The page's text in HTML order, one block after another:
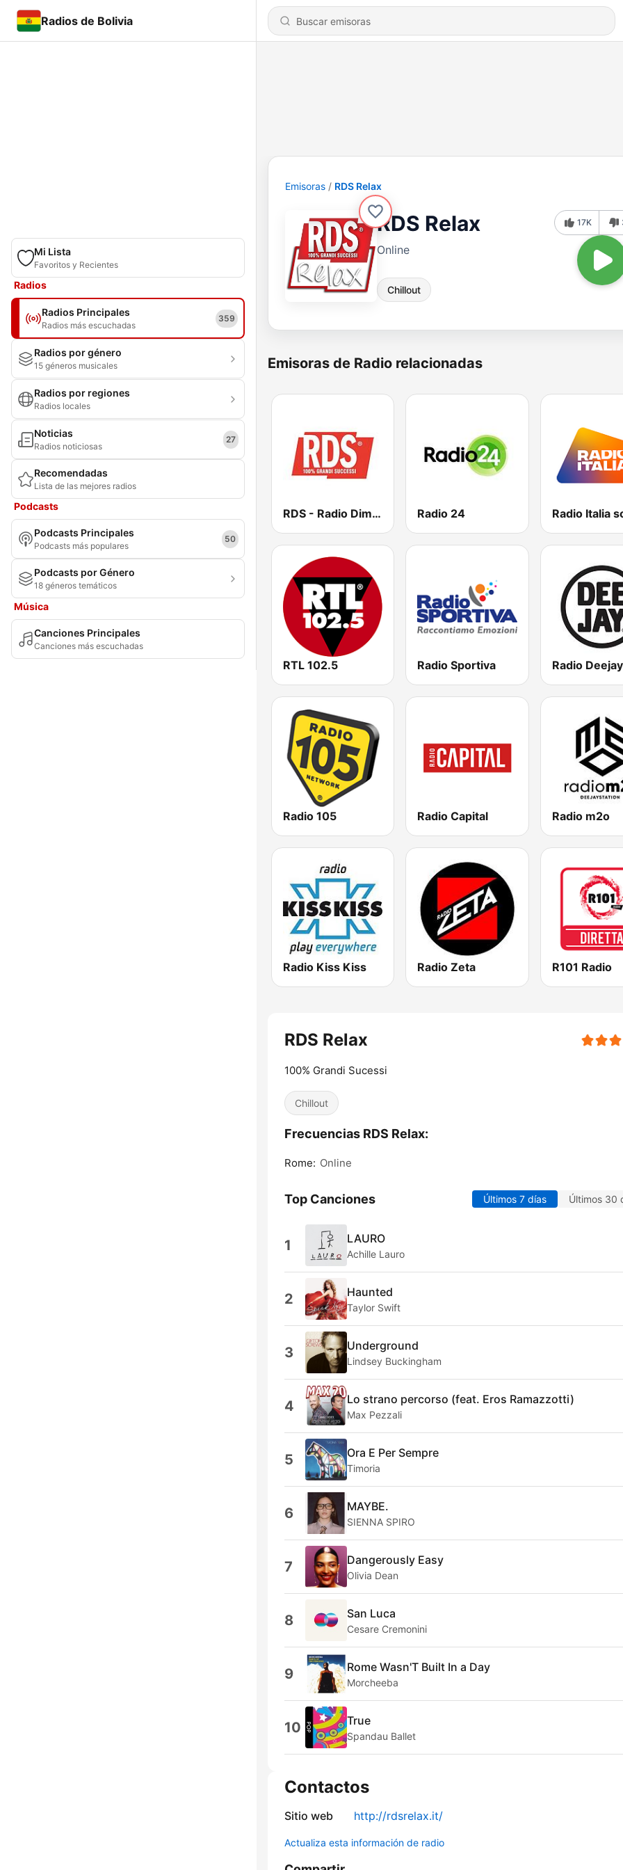
Radios de Bolivia
Mi Lista
Favoritos y Recientes
Radios
Radios Principales
Radios más escuchadas
359
Radios por género
15 géneros musicales
Radios por regiones
Radios locales
Noticias
Radios noticiosas
27
Recomendadas
Lista de las mejores radios
Podcasts
Podcasts Principales
Podcasts más populares
50
Podcasts por Género
18 géneros temáticos
Música
Canciones Principales
Canciones más escuchadas
Emisoras RDS Relax
RDS Relax
Online
Chillout
17K
Emisoras de Radio relacionadas
RDS - Radio Dimensione Suono Radio 24
RTL 102.5 Radio Sportiva Radio Deejay
Radio 105 Radio Capital Radio m2o
Radio Kiss Kiss Radio Zeta R101 Radio
RDS Relax
100% Grandi Sucessi
Chillout
Frecuencias RDS Relax:
Rome: Online
Top Canciones Últimos 7 días Últimos 30
1 LAURO
Achille Lauro
2 Haunted
Taylor Swift
3 Underground
Lindsey Buckingham
4 Lo strano percorso (feat. Eros Ramazzotti)
Max Pezzali
5 Ora E Per Sempre
Timoria
6 MAYBE.
SIENNA SPIRO
7 Dangerously Easy
Olivia Dean
8 San Luca
Cesare Cremonini
9 Rome Wasn'T Built In a Day
Morcheeba
10 True
Spandau Ballet
Contactos
Sitio web http://rdsrelax.it/
Actualiza esta información de radio